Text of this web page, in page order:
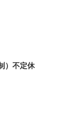
）不定休